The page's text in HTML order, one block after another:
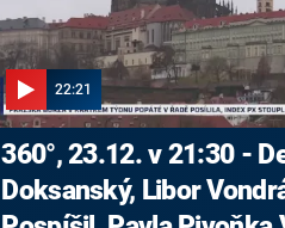
22:21
360°, 23.12. v 21:30 -
Doksanský, Libor